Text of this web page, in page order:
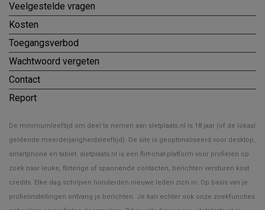
Veelgestelde vragen
Kosten
Toegangsverbod
Wachtwoord vergeten
Contact
Report
De minimumleeftijd om deel te nemen aan sletplaats.nl is 18 jaar (of de lokaal
geldende meerderjarigheidsleeftijd). De site is geoptimaliseerd voor desktop,
smartphone en tablet. sletplaats.nl is een flirt-chat-platform voor profielen op
zoek naar leuke, flirterige of spannende contacten, berichten versturen kost
credits. Elke dag schrijven honderden nieuwe leden zich in. Op basis van je
profielinstellingen ontvang je berichten. Je kan echter ook onze zoekfuncties